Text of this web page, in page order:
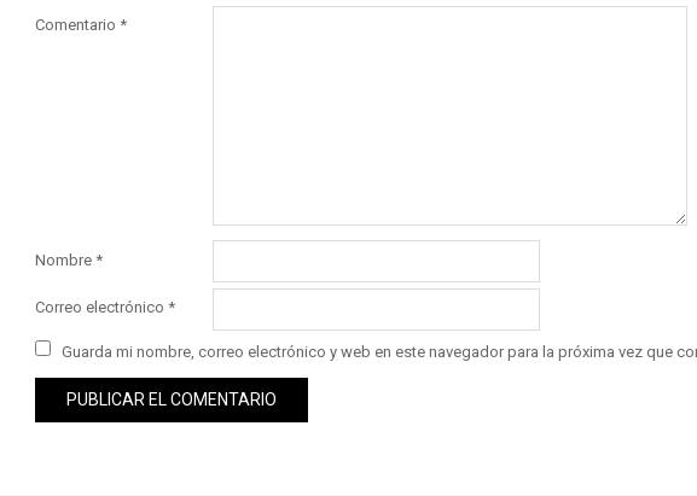
Comentario *
Nombre *
Correo electrónico *
Guarda mi nombre, correo electrónico y web en este navegador para la próxima vez que